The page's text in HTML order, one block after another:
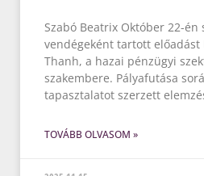
Szabó Beatrix Október 22-
vendégeként tartott előadást
Thanh, a hazai pénzügyi
szakembere. Pályafutása
tapasztalatot szerzett
TOVÁBB OLVASOM »